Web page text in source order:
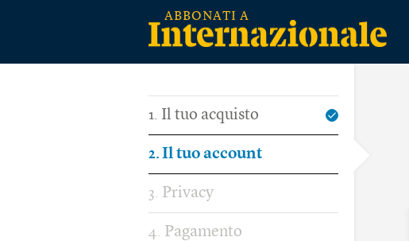
1 Il tuo acquisto
2 Il tuo account
3 Privacy
4 Pagamento